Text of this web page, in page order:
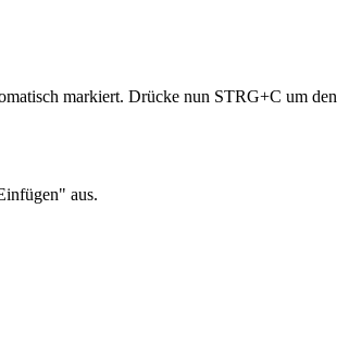
markiert. Drücke nun STRG+C um den
aus.